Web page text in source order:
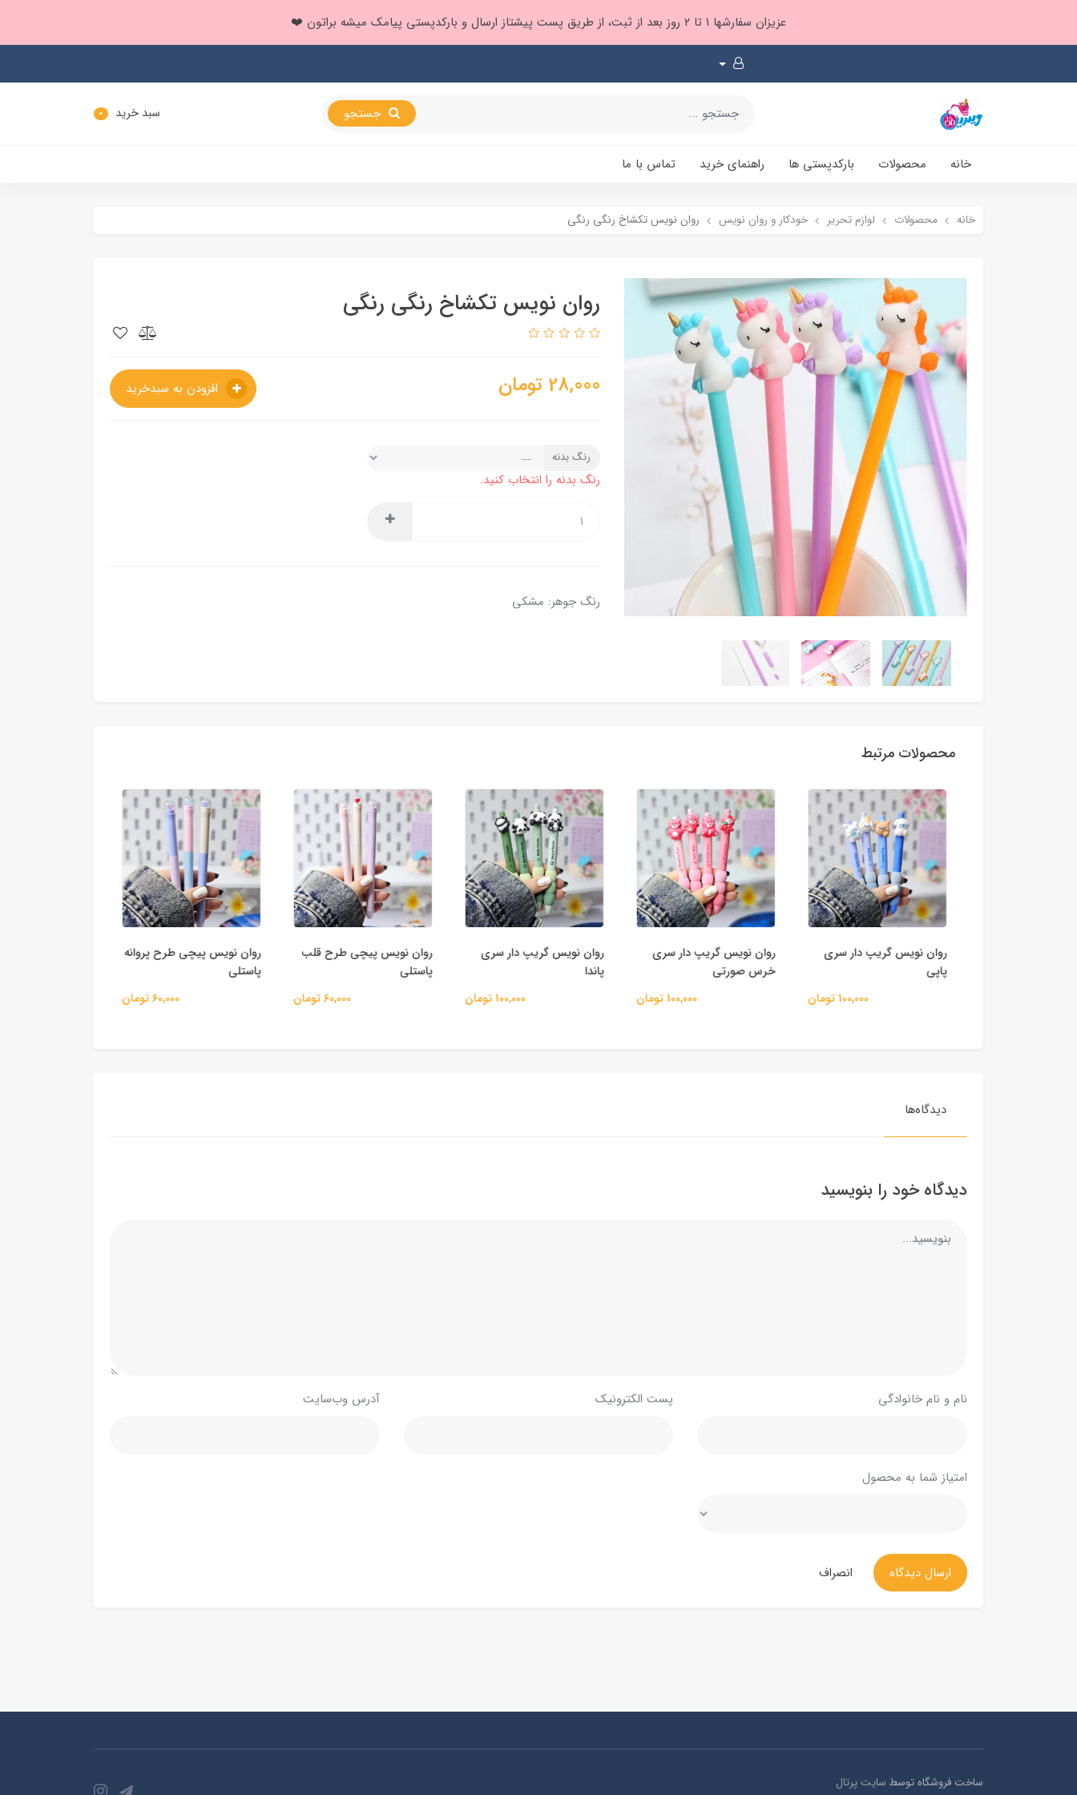
عزیزان سفارشها ۱ تا ۲ روز بعد از ثبت، از طریق پست پیشتاز ارسال و بارکدپستی پیامک میشه براتون ❤️
سبد خرید 0
خانه محصولات بارکدپستی ها راهنمای خرید تماس با ما
خانه محصولات لوازم تحریر خودکار و روان نویس روان نویس تکشاخ رنگی رنگی
روان نویس تکشاخ رنگی رنگی
28,000 تومان
رنگ بدنه
رنگ بدنه را انتخاب کنید.
رنگ جوهر: مشکی
محصولات مرتبط
روان نویس گریپ دار سری
پاپی
100,000 تومان
روان نویس گریپ دار سری
خرس صورتی
100,000 تومان
روان نویس گریپ دار سری
پاندا
100,000 تومان
روان نویس پیچی طرح قلب
پاستلی
60,000 تومان
روان نویس پیچی طرح پروانه
پاستلی
60,000 تومان
دیدگاه‌ها
دیدگاه خود را بنویسید
نام و نام خانوادگی پست الکترونیک آدرس وب‌سایت
امتیاز شما به محصول
ارسال دیدگاه انصراف
ساخت فروشگاه توسط سایت پرتال